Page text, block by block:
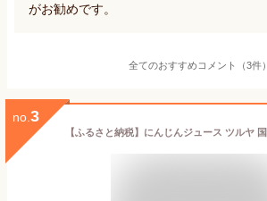
がお勧めです。
全てのおすすめコメント（3件）
no. 3